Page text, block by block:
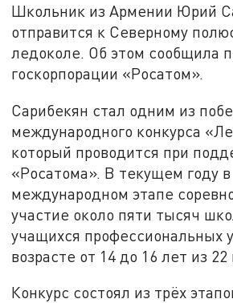
Школьник из Армении Юрий
отправится к Северному
ледоколе. Об этом сообщила
госкорпорации «Росатом».
Сарибекян стал одним из
международного конкурса
который проводится при
«Росатома». В текущем году в
международном этапе
участие около пяти тысяч
учащихся профессиональных
возрасте от 14 до 16 лет из 22
Конкурс состоял из трёх